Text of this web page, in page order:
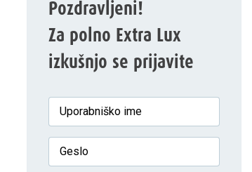
Pozdravljeni!
Za polno Extra Lux
izkušnjo se prijavite